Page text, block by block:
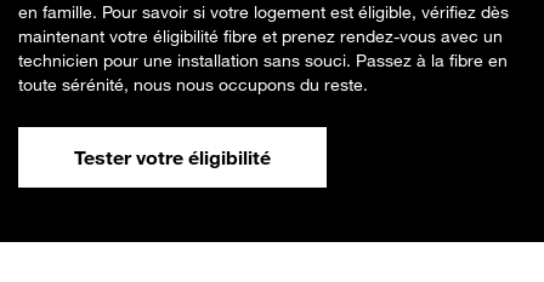
en famille. Pour savoir si votre logement est éligible, vérifiez dès
maintenant votre éligibilité fibre et prenez rendez-vous avec un
technicien pour une installation sans souci. Passez à la fibre en
toute sérénité, nous nous occupons du reste.
Tester votre éligibilité